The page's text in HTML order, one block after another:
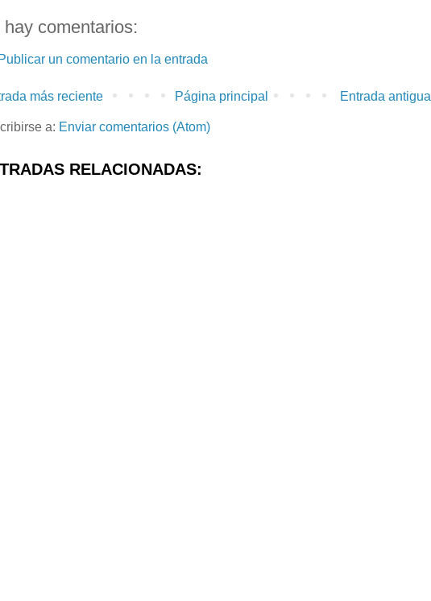
hay comentarios:
Publicar un comentario en la entrada
más reciente Entrada antigua
Página principal
a: Enviar comentarios (Atom)
RELACIONADAS: